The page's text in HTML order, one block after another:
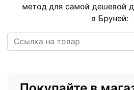
метод для самой дешевой
в Бруней: